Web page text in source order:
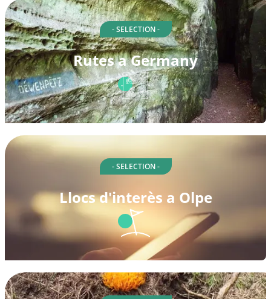
- SELECTION -
Rutes a Germany
- SELECTION -
Llocs d'interès a Olpe